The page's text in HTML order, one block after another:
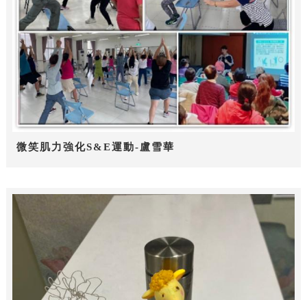
微笑肌力強化S&E運動-盧雪華